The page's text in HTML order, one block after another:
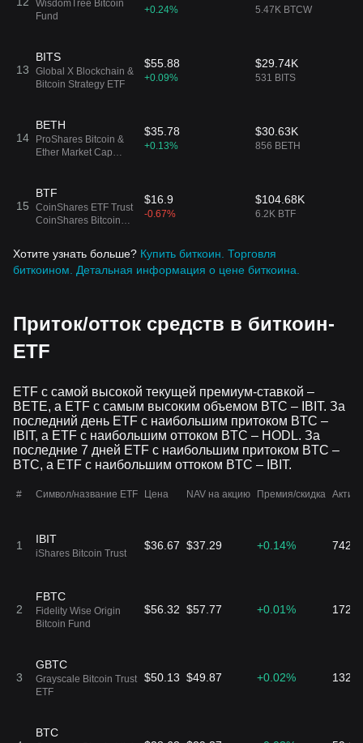
WisdomTree Bitcoin
Fund
+0.24% 5.47K BTCW
13
BITS
Global X Blockchain &
Bitcoin Strategy ETF
$55.88
+0.09%
$29.74K
531 BITS
14
BETH
ProShares Bitcoin &
Ether Market Cap
$35.78
+0.13%
$30.63K
856 BETH
15
BTF
CoinShares ETF Trust
CoinShares Bitcoin
$16.9
-0.67%
$104.68K
6.2K BTF
16
ARKA
ARK 21Shares Active
$68.32 $1.14M
17
BETE
ProShares Bitcoin &
Ether Equal Weight
$30.79
18
DEFI
Hashdex Commodities
Trust
$73.67
+0.81%
$5.01K
68 DEFI
BITC
Bitcoin and Treasuries
$35.84 $31.21K
20
ARKY
ARK 21Shares Active
$29.28 $2.75K
21
ARKC
ARK 21Shares Active
On-Chain Bitcoin
$33.9 $6.66K
22
BITW
Bitwise 10 Crypto
Index ETF
$41.53 $442.25K
Хотите узнать больше? Купить биткоин. Торговля
биткоином.
Детальная информация о цене биткоина.
Приток/отток средств в биткоин-
ETF
ETF с самой высокой текущей премиум-ставкой –
BETE, а ETF с самым высоким объемом BTC – IBIT. За
последний день ETF с наибольшим притоком BTC –
IBIT, а ETF с наибольшим оттоком BTC – HODL. За
последние 7 дней ETF с наибольшим притоком BTC –
BTC, а ETF с наибольшим оттоком BTC – IBIT.
# Символ/название ETF Цена NAV на акцию Премия/скидка
1 IBIT
iShares Bitcoin Trust
$36.67 $37.29 +0.14%
2
FBTC
Fidelity Wise Origin
Bitcoin Fund
$56.32 $57.77 +0.01%
3
GBTC
Grayscale Bitcoin Trust
ETF
$50.13 $49.87 +0.02%
BTC